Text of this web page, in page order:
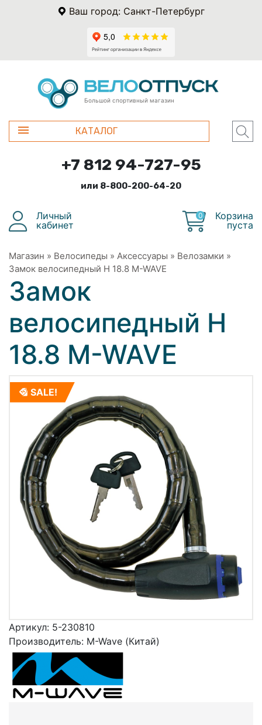
Ваш город: Санкт-Петербург
Большой спортивный магазин
КАТАЛОГ
+7 812 94-727-95
или 8-800-200-64-20
Личный
кабинет
0
Корзина
пуста
Магазин » Велосипеды » Аксессуары » Велозамки »
Замок велосипедный H 18.8 M-WAVE
Замок
велосипедный H
18.8 M-WAVE
SALE!
Артикул: 5-230810
Производитель: M-Wave (Китай)